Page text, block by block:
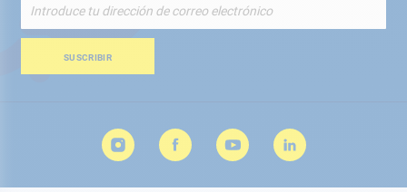
nuestro
de
SUSCRIBIR